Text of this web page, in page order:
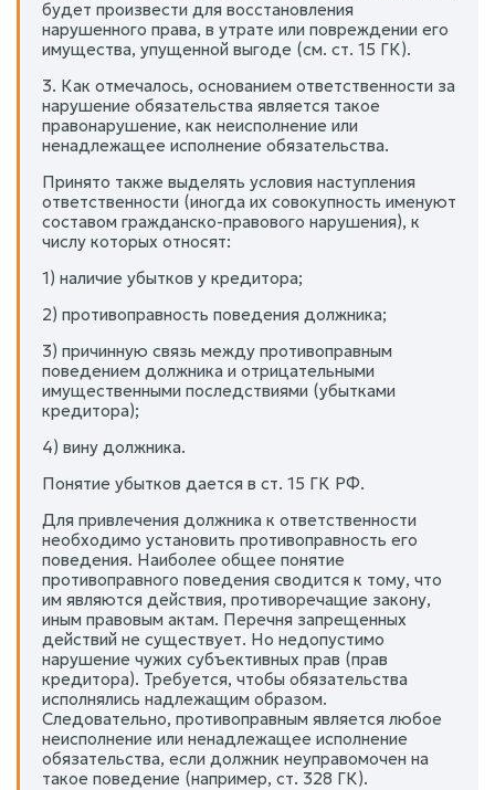
будет произвести для восстановления
нарушенного права, в утрате или повреждении его
имущества, упущенной выгоде (см. ст. 15 ГК).
3. Как отмечалось, основанием ответственности за
нарушение обязательства является такое
правонарушение, как неисполнение или
ненадлежащее исполнение обязательства.
Принято также выделять условия наступления
ответственности (иногда их совокупность именуют
составом гражданско-правового нарушения), к
числу которых относят:
1) наличие убытков у кредитора;
2) противоправность поведения должника;
3) причинную связь между противоправным
поведением должника и отрицательными
имущественными последствиями (убытками
кредитора);
4) вину должника.
Понятие убытков дается в ст. 15 ГК РФ.
Для привлечения должника к ответственности
необходимо установить противоправность его
поведения. Наиболее общее понятие
противоправного поведения сводится к тому, что
им являются действия, противоречащие закону,
иным правовым актам. Перечня запрещенных
действий не существует. Но недопустимо
нарушение чужих субъективных прав (прав
кредитора). Требуется, чтобы обязательства
исполнялись надлежащим образом.
Следовательно, противоправным является любое
неисполнение или ненадлежащее исполнение
обязательства, если должник неуправомочен на
такое поведение (например, ст. 328 ГК).